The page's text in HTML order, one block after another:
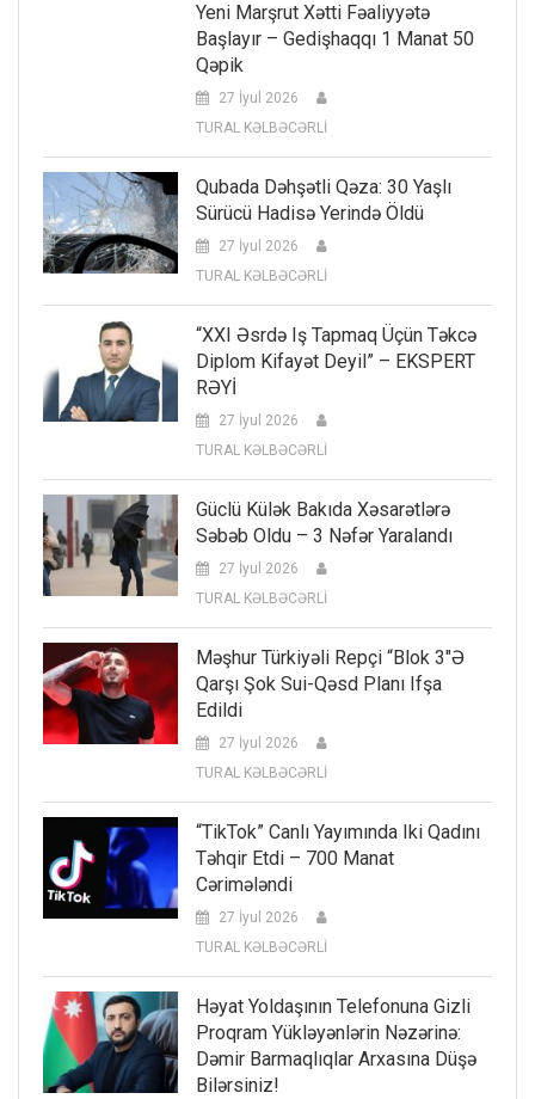
Yeni Marşrut Xətti Fəaliyyətə
Başlayır – Gedişhaqqı 1 Manat 50
Qəpik
27 İyul 2026
TURAL KƏLBƏCƏRLİ
Qubada Dəhşətli Qəza: 30 Yaşlı
Sürücü Hadisə Yerində Öldü
27 İyul 2026
TURAL KƏLBƏCƏRLİ
“XXI Əsrdə Iş Tapmaq Üçün Təkcə
Diplom Kifayət Deyil” – EKSPERT
RƏYİ
27 İyul 2026
TURAL KƏLBƏCƏRLİ
Güclü Külək Bakıda Xəsarətlərə
Səbəb Oldu – 3 Nəfər Yaralandı
27 İyul 2026
TURAL KƏLBƏCƏRLİ
Məşhur Türkiyəli Repçi “Blok 3″ə
Qarşı Şok Sui-Qəsd Planı Ifşa
Edildi
27 İyul 2026
TURAL KƏLBƏCƏRLİ
“TikTok” Canlı Yayımında Iki Qadını
Təhqir Etdi – 700 Manat
Cərimələndi
27 İyul 2026
TURAL KƏLBƏCƏRLİ
Həyat Yoldaşının Telefonuna Gizli
Proqram Yükləyənlərin Nəzərinə:
Dəmir Barmaqlıqlar Arxasına Düşə
Bilərsiniz!